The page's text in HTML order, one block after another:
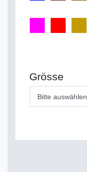
Grösse
Bitte auswählen